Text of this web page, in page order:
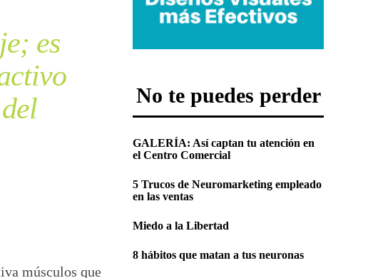
es
músculos que
No te puedes perder
GALERÍA: Así captan tu atención en
el Centro Comercial
5 Trucos de Neuromarketing empleado
en las ventas
Miedo a la Libertad
8 hábitos que matan a tus neuronas